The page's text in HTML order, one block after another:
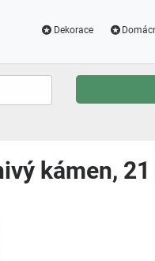
Dekorace
kámen,